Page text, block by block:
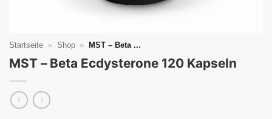
Startseite » Shop » MST – Beta ...
MST – Beta Ecdysterone 120 Kapseln